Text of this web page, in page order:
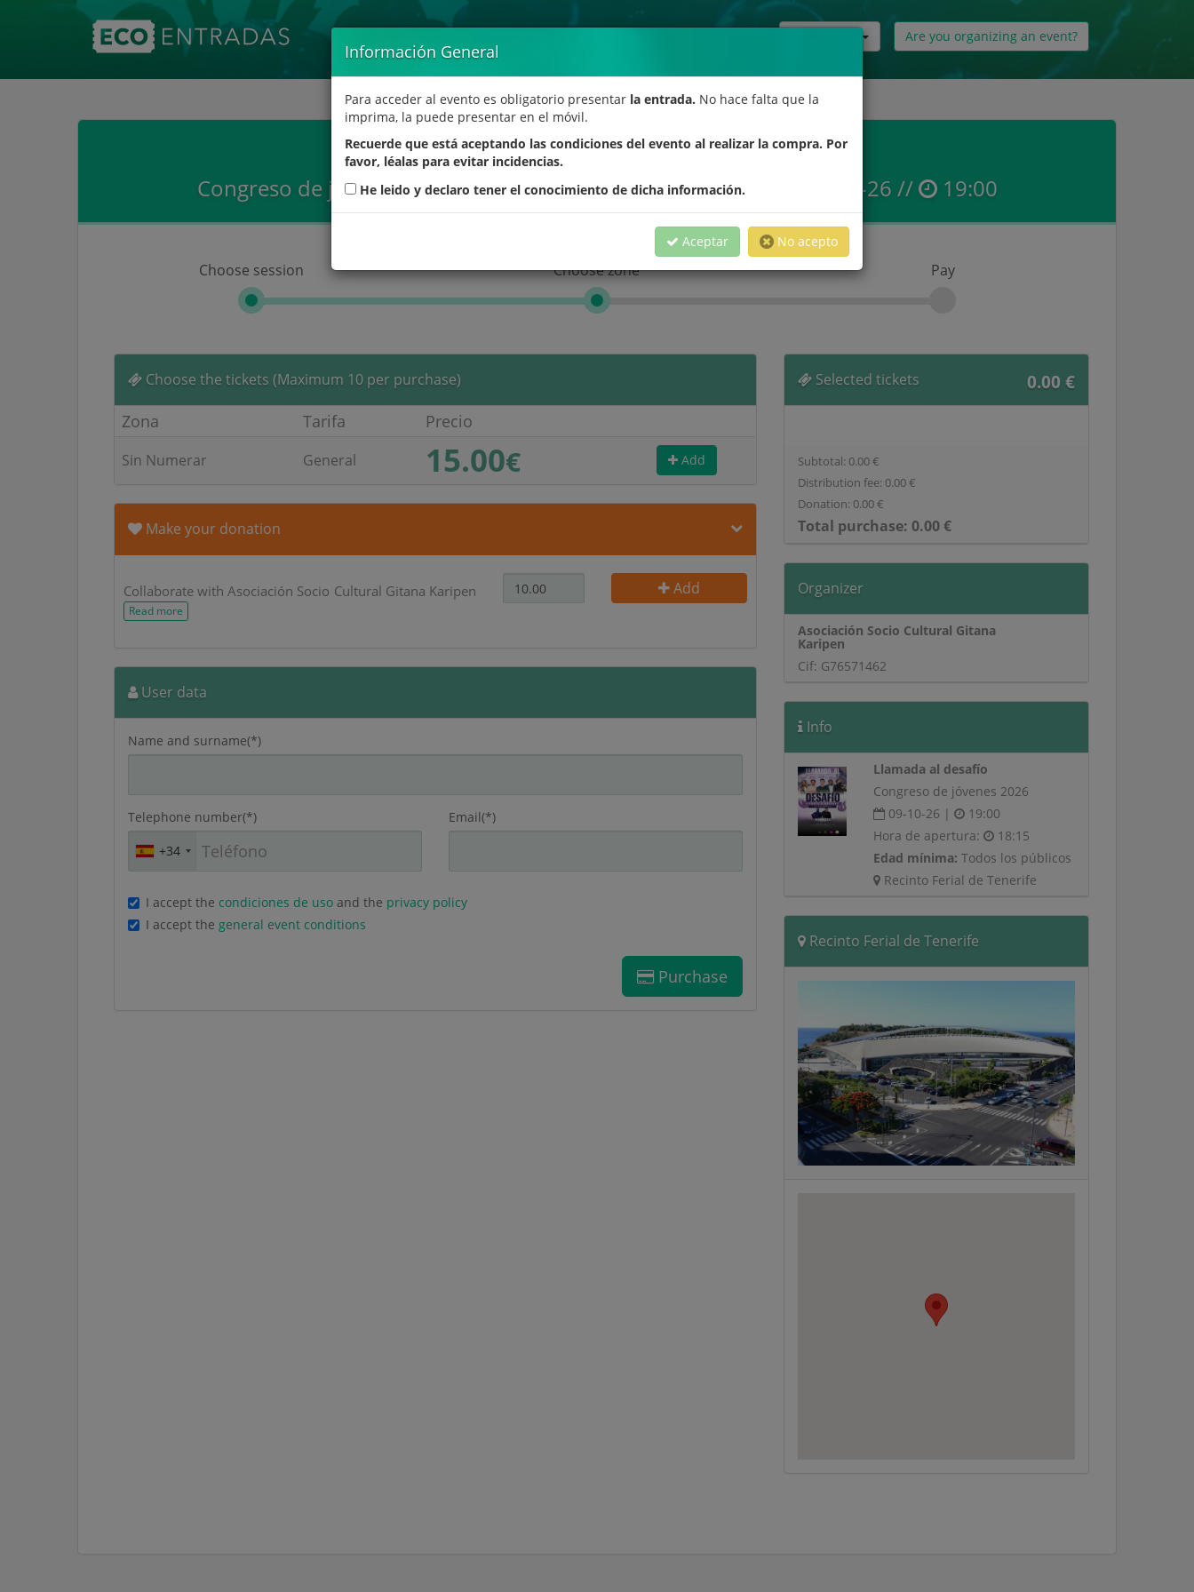
Are you organizing an event?
Llamada al desafío
Congreso de jóvenes 2026 // Recinto Ferial de Tenerife // 09-10-26 // 19:00
Choose session Choose zone Pay
Choose the tickets (Maximum 10 per purchase)
Zona Tarifa Precio
Sin Numerar General 15.00€ Add
Make your donation
Collaborate with Asociación Socio Cultural Gitana Karipen
Read more
Add
User data
Name and surname(*)
Telephone number(*)
+34
Email(*)
I accept the condiciones de uso and the privacy policy
I accept the general event conditions
Purchase
Selected tickets 0.00 €
Subtotal: 0.00€
Distribution fee: 0.00€
Donation: 0.00€
Total purchase: 0.00€
Organizer
Asociación Socio Cultural Gitana
Karipen
Cif: G76571462
Info
Llamada al desafío
Congreso de jóvenes 2026
09-10-26 |
19:00
Hora de apertura:
18:15
Edad mínima: Todos los públicos
Recinto Ferial de Tenerife
Recinto Ferial de Tenerife
Información General
Para acceder al evento es obligatorio presentar la entrada. No hace falta que la
imprima, la puede presentar en el móvil.
Recuerde que está aceptando las condiciones del evento al realizar la compra. Por
favor, léalas para evitar incidencias.
He leido y declaro tener el conocimiento de dicha información.
Aceptar No acepto